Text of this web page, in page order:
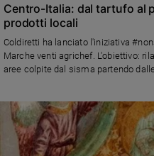
Centro-Italia: dal tartufo al
prodotti locali
Coldiretti ha lanciato l'iniziativa
Marche venti agrichef. L'obiettivo:
aree colpite dal sisma partendo